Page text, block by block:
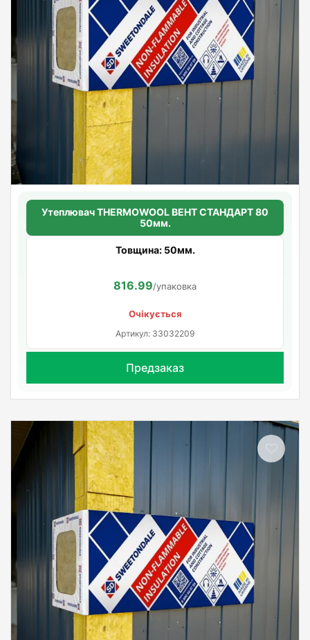
Утеплювач THERMOWOOL ВЕНТ СТАНДАРТ 80
50мм.
Товщина: 50мм.
816.99/упаковка
Очікується
Артикул: 33032209
Предзаказ